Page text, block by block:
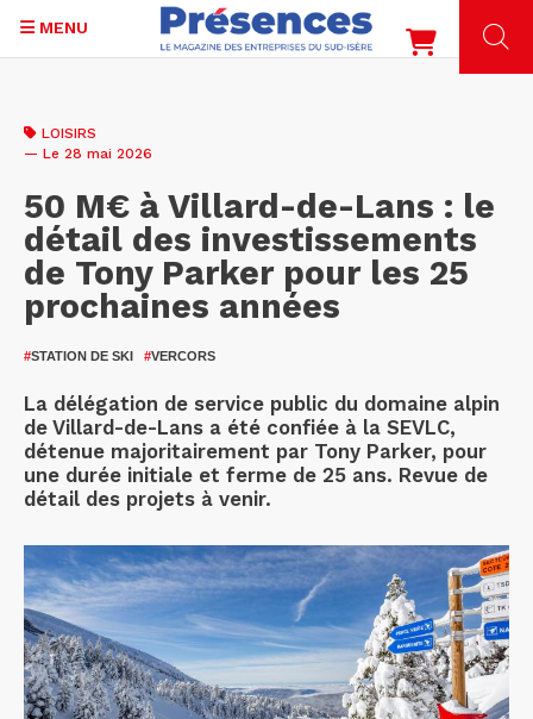
contenu
MENU
LOISIRS
— Le 28 mai 2026
50 M€ à Villard-de-Lans : le
détail des investissements
de Tony Parker pour les 25
prochaines années
#STATION DE SKI #VERCORS
La délégation de service public du domaine alpin
de Villard-de-Lans a été confiée à la SEVLC,
détenue majoritairement par Tony Parker, pour
une durée initiale et ferme de 25 ans. Revue de
détail des projets à venir.